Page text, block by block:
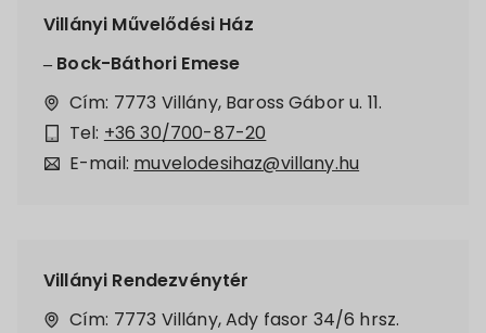
Villányi Művelődési Ház
– Bock-Báthori Emese
Cím: 7773 Villány, Baross Gábor u. 11.
Tel: +36 30/700-87-20
E-mail: muvelodesihaz@villany.hu
Villányi Rendezvénytér
Cím: 7773 Villány, Ady fasor 34/6 hrsz.